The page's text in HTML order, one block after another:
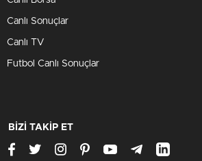
Canlı Sonuçlar
Canlı TV
Futbol Canlı Sonuçlar
BİZİ TAKİP ET